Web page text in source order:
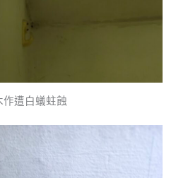
作遭白蟻蛀蝕